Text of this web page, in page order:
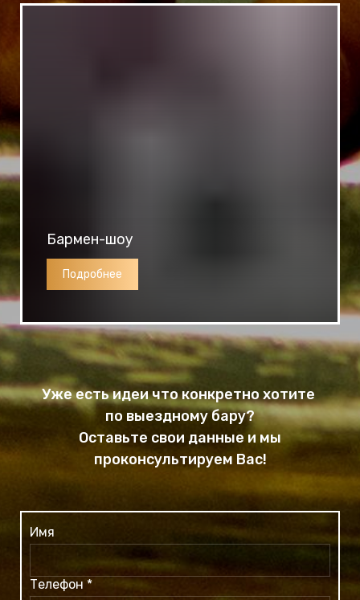
Бармен-шоу
Подробнее
Уже есть идеи что конкретно хотите
по выездному бару?
Оставьте свои данные и мы
проконсультируем Вас!
Имя
Телефон *